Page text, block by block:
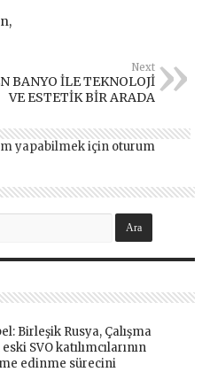
Next
BANYO İLE TEKNOLOJİ
VE ESTETİK BİR ARADA
yapabilmek için oturum
Birleşik Rusya, Çalışma
eski SVO katılımcılarının
edinme sürecini